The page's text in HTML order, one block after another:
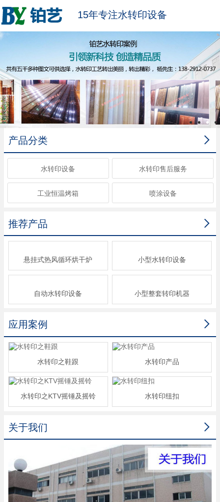
15年专注水转印设备

产品分类
水转印设备 水转印售后服务
工业恒温烤箱 喷涂设备

推荐产品
悬挂式热风循环烘干炉 小型水转印设备
自动水转印设备 小型整套转印机器

应用案例
水转印之鞋跟 水转印产品
水转印之KTV摇锤及摇铃 水转印纽扣

关于我们